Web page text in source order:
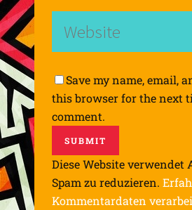
Save my name, email,
this browser for the next
comment.
Diese Website verwendet
Spam zu reduzieren.
Kommentardaten